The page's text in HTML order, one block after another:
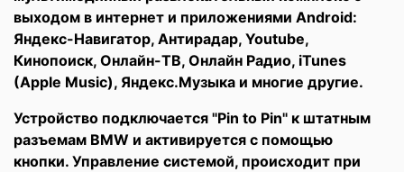
выходом в интернет и приложениями Android:
Яндекс-Навигатор, Антирадар, Youtube,
Кинопоиск, Онлайн-ТВ, Онлайн Радио, iTunes
(Apple Music), Яндекс.Музыка и многие другие.
Устройство подключается "Pin to Pin" к штатным
разъемам BMW и активируется с помощью
кнопки. Управление системой, происходит при